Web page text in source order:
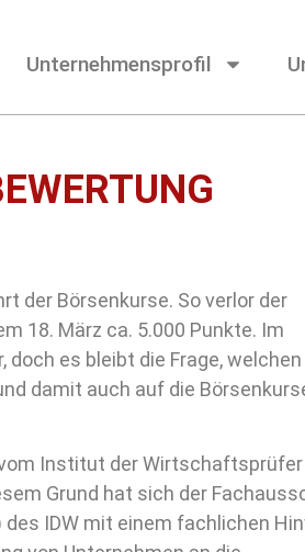
Unternehmensprofil
der Börsenkurse. So verlor der
18. März ca. 5.000 Punkte. Im
es bleibt die Frage, welchen
damit auch auf die
Institut der Wirtschaftsprüfer
Grund hat sich der
IDW mit einem fachlichen